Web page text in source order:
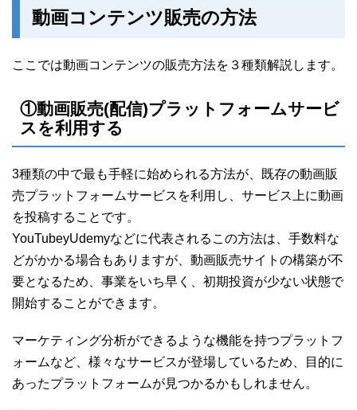
動画コンテンツ販売の方法
ここでは動画コンテンツの販売方法を３種類解説します。
①動画販売(配信)プラットフォームサービ
スを利用する
3種類の中で最も手軽に始められる方法が、既存の動画販
売プラットフォームサービスを利用し、サービス上に動画
を投稿することです。
YouTubeyUdemyなどに代表されるこの方法は、手数料な
どがかかる場合もありますが、動画販売サイトの構築が不
要となるため、事業をいち早く、初期投資が少ない状態で
開始することができます。
マーケティング分析ができるような機能を持つプラットフ
ォームなど、様々なサービスが登場しているため、目的に
あったプラットフォームが見つかるかもしれません。